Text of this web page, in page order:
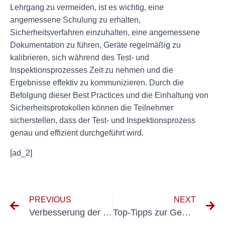
Lehrgang zu vermeiden, ist es wichtig, eine
angemessene Schulung zu erhalten,
Sicherheitsverfahren einzuhalten, eine angemessene
Dokumentation zu führen, Geräte regelmäßig zu
kalibrieren, sich während des Test- und
Inspektionsprozesses Zeit zu nehmen und die
Ergebnisse effektiv zu kommunizieren. Durch die
Befolgung dieser Best Practices und die Einhaltung von
Sicherheitsprotokollen können die Teilnehmer
sicherstellen, dass der Test- und Inspektionsprozess
genau und effizient durchgeführt wird.
[ad_2]
PREVIOUS
Verbesserung der Sicherheit und Einhaltung der VdS-Prüfung ortsfester Elektroanlagen
NEXT
Top-Tipps zur Gewährleistung der Sicherheit und Effizienz Ihrer Elektrogeräte